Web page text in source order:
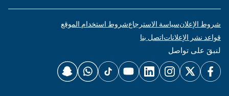
شروط الإعلانسياسة الاسترجاعشروط استخدام الموقع
قواعد نشر الإعلاناتاتصل بنا
لنبقَ على تواصل